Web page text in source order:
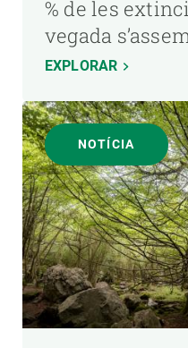
% de les
vegada
EXPLORAR
NOTÍCIA